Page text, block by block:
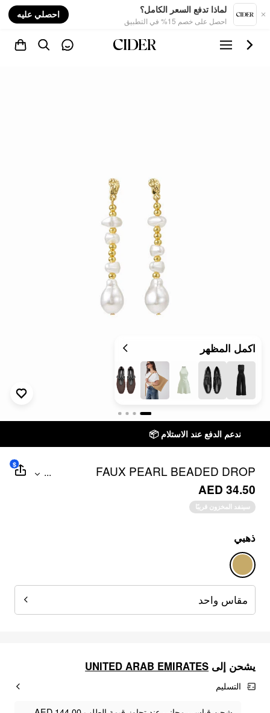
لماذا تدفع السعر الكامل؟
احصل على خصم 15% في التطبيق
احصلي عليه
اكمل المظهر
FAUX PEARL BEADED DROP
EARRINGS
...
AED 34.50
$
سينفد المخزون قريبًا
ذهبي
مقاس واحد
يشحن إلى UNITED ARAB EMIRATES
التسليم